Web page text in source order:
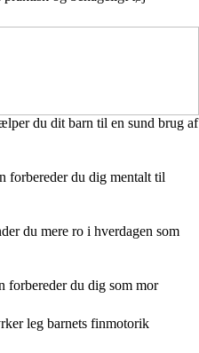
du dit barn til en sund brug af
forbereder du dig mentalt til
du mere ro i hverdagen som
forbereder du dig som mor
leg barnets finmotorik